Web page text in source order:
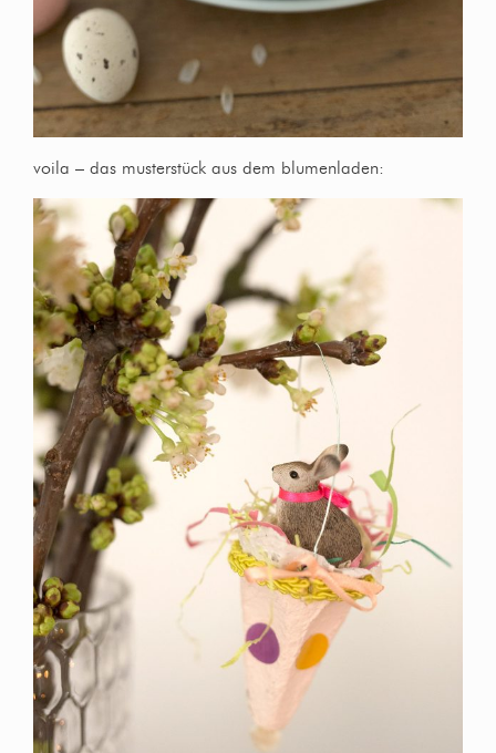
voila – das musterstück aus dem blumenladen: